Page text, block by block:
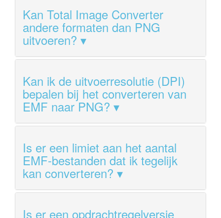
Kan Total Image Converter
andere formaten dan PNG
uitvoeren?
Kan ik de uitvoerresolutie (DPI)
bepalen bij het converteren van
EMF naar PNG?
Is er een limiet aan het aantal
EMF-bestanden dat ik tegelijk
kan converteren?
Is er een opdrachtregelversie